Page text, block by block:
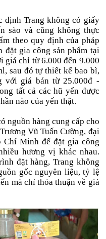
định Trang không có giấy
sào và cũng không thực
theo quy định của pháp
đặt gia công sản phẩm tại
giá chỉ từ 6.000 đến 9.000
sau đó tự thiết kế bao bì,
với giá bán từ 25.000đ -
tất cả các hũ yến được
nào của yến thật.
nguồn hàng cung cấp cho
Vũ Tuấn Cường, đại
Minh để đặt gia công
hương vị khác nhau.
đặt hàng, Trang không
gốc nguyên liệu, tỷ lệ
mà chỉ thỏa thuận về giá